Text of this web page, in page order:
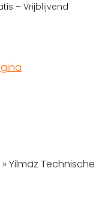
– Vrijblijvend
» Yilmaz Technische